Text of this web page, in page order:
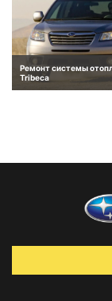
Ремонт системы
Tribeca